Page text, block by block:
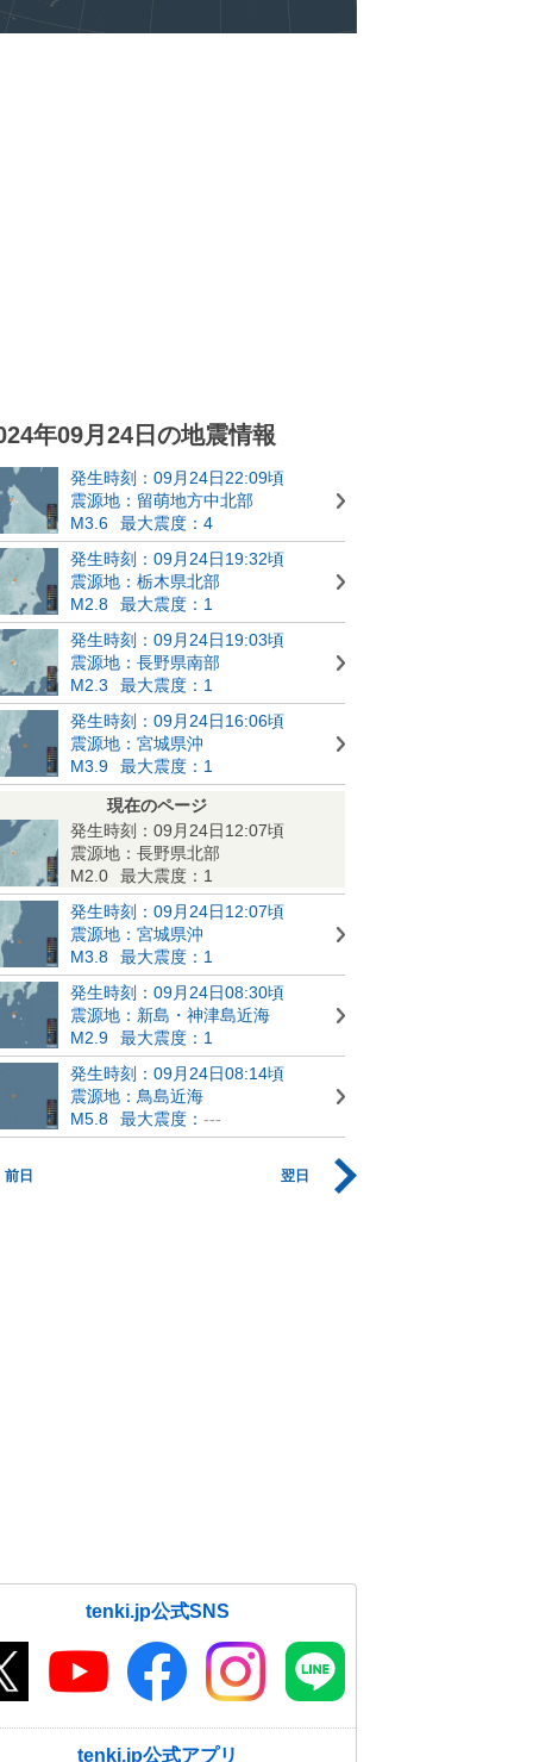
年09月24日の地震情報
発生時刻：09月24日22:09頃
震源地：留萌地方中北部
M3.6
最大震度：4
発生時刻：09月24日19:32頃
震源地：栃木県北部
M2.8
最大震度：1
発生時刻：09月24日19:03頃
震源地：長野県南部
M2.3
最大震度：1
発生時刻：09月24日16:06頃
震源地：宮城県沖
M3.9
最大震度：1
現在のページ
発生時刻：09月24日12:07頃
震源地：長野県北部
M2.0
最大震度：1
発生時刻：09月24日12:07頃
震源地：宮城県沖
M3.8
最大震度：1
発生時刻：09月24日08:30頃
震源地：新島・神津島近海
M2.9
最大震度：1
発生時刻：09月24日08:14頃
震源地：鳥島近海
M5.8
最大震度： ---
前日 翌日
tenki.jp公式SNS
tenki.jp公式アプリ